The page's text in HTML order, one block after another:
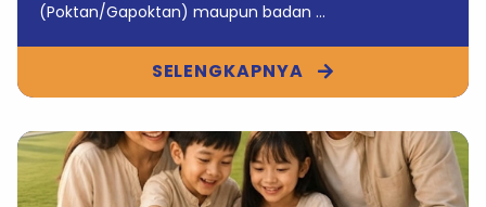
(Poktan/Gapoktan) maupun badan ...
SELENGKAPNYA